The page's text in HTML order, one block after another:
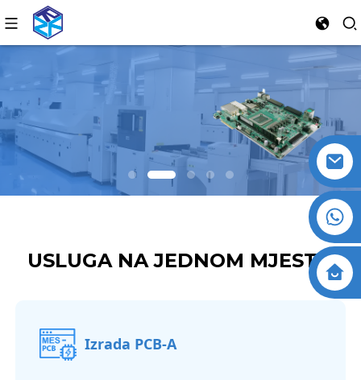
USLUGA NA JEDNOM MJESTU
Izrada PCB-A